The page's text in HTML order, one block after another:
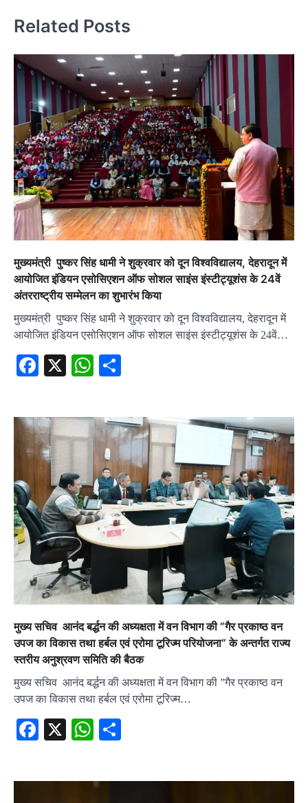
Related Posts
मुख्यमंत्री पुष्कर सिंह धामी ने शुक्रवार को दून विश्वविद्यालय, देहरादून में
आयोजित इंडियन एसोसिएशन ऑफ सोशल साइंस इंस्टीट्यूशंस के 24वें
अंतरराष्ट्रीय सम्मेलन का शुभारंभ किया
मुख्यमंत्री पुष्कर सिंह धामी ने शुक्रवार को दून विश्वविद्यालय, देहरादून में
आयोजित इंडियन एसोसिएशन ऑफ सोशल साइंस इंस्टीट्यूशंस के 24वें…
Facebook
X WhatsApp
मुख्य सचिव आनंद बर्द्धन की अध्यक्षता में वन विभाग की ”गैर प्रकाष्ठ वन
उपज का विकास तथा हर्बल एवं एरोमा टूरिज्म परियोजना“ के अन्तर्गत राज्य
स्तरीय अनुश्रवण समिति की बैठक
मुख्य सचिव आनंद बर्द्धन की अध्यक्षता में वन विभाग की ”गैर प्रकाष्ठ वन
उपज का विकास तथा हर्बल एवं एरोमा टूरिज्म…
Facebook
X WhatsApp